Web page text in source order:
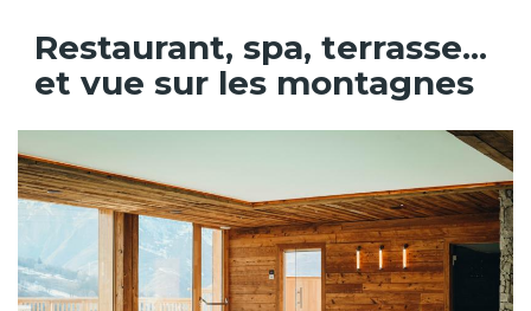
Restaurant, spa, terrasse...
et vue sur les montagnes